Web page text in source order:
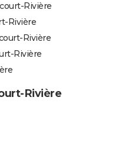
Rivière
Rivière
Rivière
Rivière
Rivière